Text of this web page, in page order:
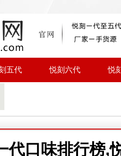
五代 悦刻六代 悦
代口味排行榜,